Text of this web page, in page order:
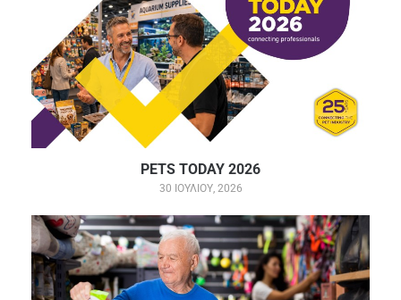
PETS TODAY 2026
30 ΙΟΥΛΊΟΥ, 2026